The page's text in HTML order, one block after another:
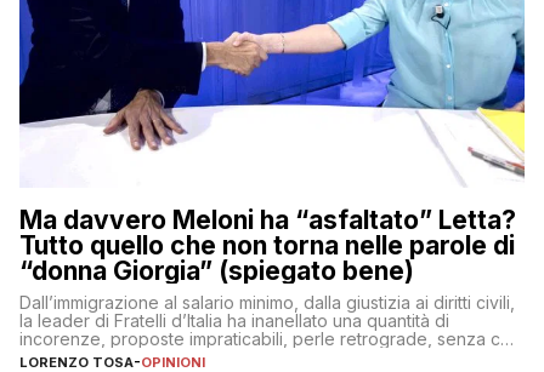
Ma davvero Meloni ha “asfaltato” Letta?
Tutto quello che non torna nelle parole di
“donna Giorgia” (spiegato bene)
Dall’immigrazione al salario minimo, dalla giustizia ai diritti civili,
la leader di Fratelli d’Italia ha inanellato una quantità di
incorenze, proposte impraticabili, perle retrograde, senza che
nessuno – a destra come a sinistra – glielo abbia fatto notare
LORENZO TOSA-OPINIONI